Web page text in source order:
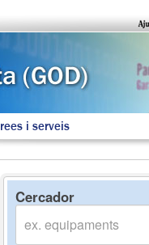
i serveis
Cercador